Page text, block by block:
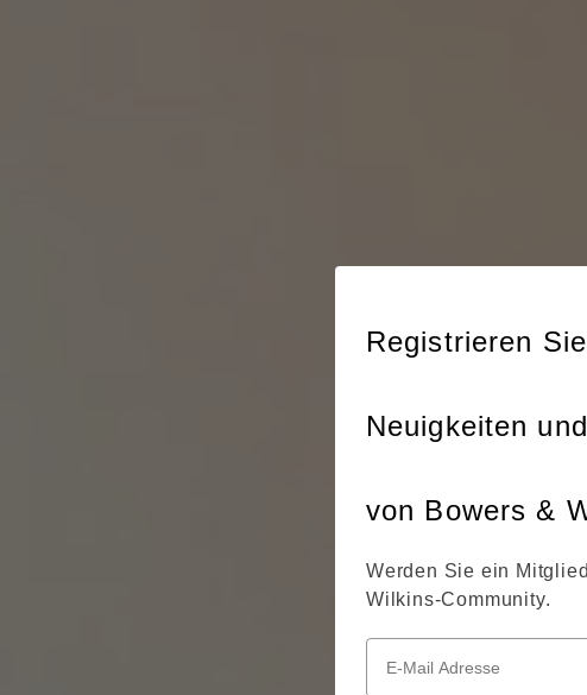
Registrieren
Neuigkeiten
von Bowers &
Werden Sie ein
Wilkins-Community.